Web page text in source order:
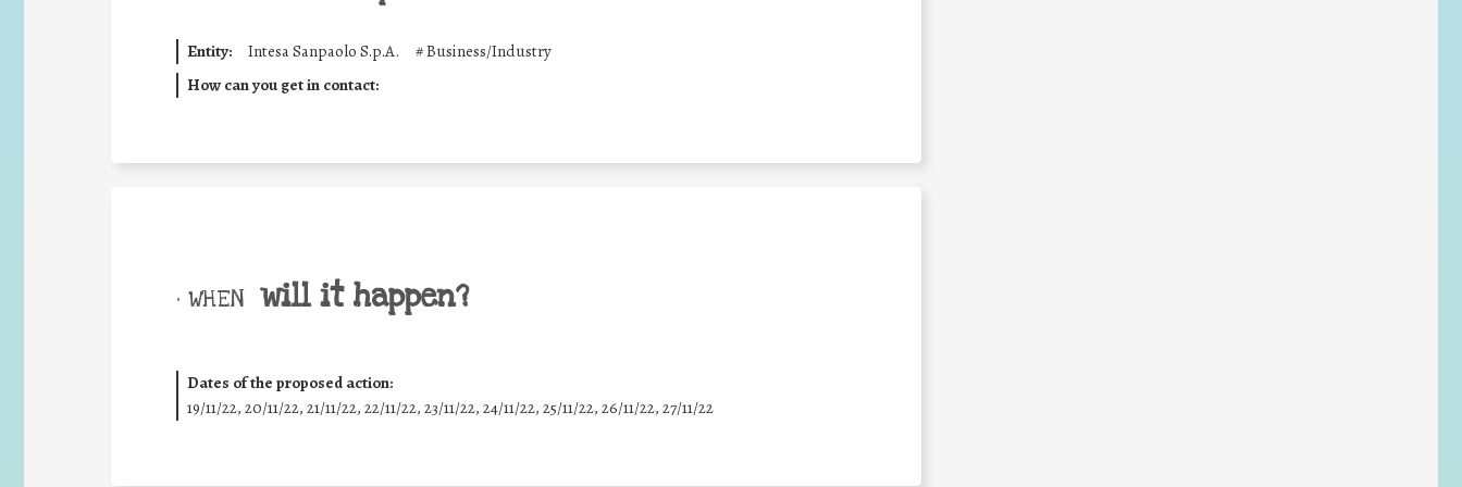
Entity: Intesa Sanpaolo S.p.A. #Business/Industry
How can you get in contact:
• WHEN will it happen?
Dates of the proposed action:
19/11/22, 20/11/22, 21/11/22, 22/11/22, 23/11/22, 24/11/22, 25/11/22, 26/11/22, 27/11/22